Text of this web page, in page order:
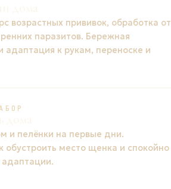
возрастных прививок, обработка от
паразитов. Бережная
адаптация к рукам, переноске и
и пелёнки на первые дни.
обустроить место щенка и спокойно